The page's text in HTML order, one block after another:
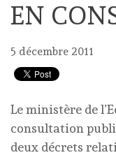
EN
5 décembre 2011
Le ministère de
consultation
deux décrets